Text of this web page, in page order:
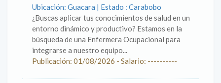
Ubicación: Guacara | Estado : Carabobo
¿Buscas aplicar tus conocimientos de salud en un
entorno dinámico y productivo? Estamos en la
búsqueda de una Enfermera Ocupacional para
integrarse a nuestro equipo...
Publicación: 01/08/2026 - Salario: ----------